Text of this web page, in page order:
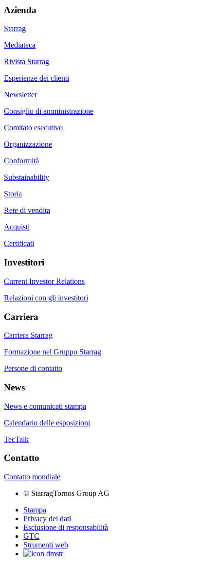
Azienda
Starrag
Mediateca
Rivista Starrag
Esperienze dei clienti
Newsletter
Consiglio di amministrazione
Comitato esecutivo
Organizzazione
Conformità
Substainability
Storia
Rete di vendita
Acquisti
Certificati
Investitori
Current Investor Relations
Relazioni con gli investitori
Carriera
Carriera Starrag
Formazione nel Gruppo Starrag
Persone di contatto
News
News e comunicati stampa
Calendario delle esposizioni
TecTalk
Contatto
Contatto mondiale
© StarragTornos Group AG
Stampa
Privacy dei dati
Esclusione di responsabilità
GTC
Strumenti web